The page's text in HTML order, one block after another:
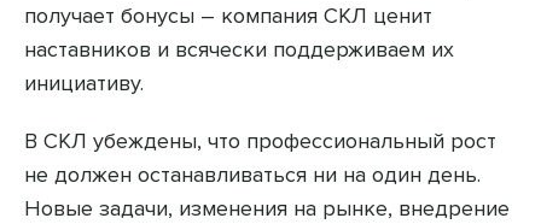
получает бонусы – компания СКЛ ценит
наставников и всячески поддерживаем их
инициативу.
В СКЛ убеждены, что профессиональный рост
не должен останавливаться ни на один день.
Новые задачи, изменения на рынке, внедрение